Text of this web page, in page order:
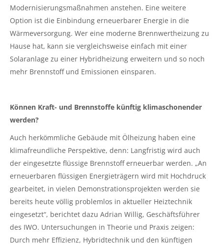
Modernisierungsmaßnahmen anstehen. Eine weitere
Option ist die Einbindung erneuerbarer Energie in die
Wärmeversorgung. Wer eine moderne Brennwertheizung zu
Hause hat, kann sie vergleichsweise einfach mit einer
Solaranlage zu einer Hybridheizung erweitern und so noch
mehr Brennstoff und Emissionen einsparen.
Können Kraft- und Brennstoffe künftig klimaschonender
werden?
Auch herkömmliche Gebäude mit Ölheizung haben eine
klimafreundliche Perspektive, denn: Langfristig wird auch
der eingesetzte flüssige Brennstoff erneuerbar werden. „An
erneuerbaren flüssigen Energieträgern wird mit Hochdruck
gearbeitet, in vielen Demonstrationsprojekten werden sie
bereits heute völlig problemlos in aktueller Heiztechnik
eingesetzt“, berichtet dazu Adrian Willig, Geschäftsführer
des IWO. Untersuchungen in Theorie und Praxis zeigen:
Durch mehr Effizienz, Hybridtechnik und den künftigen